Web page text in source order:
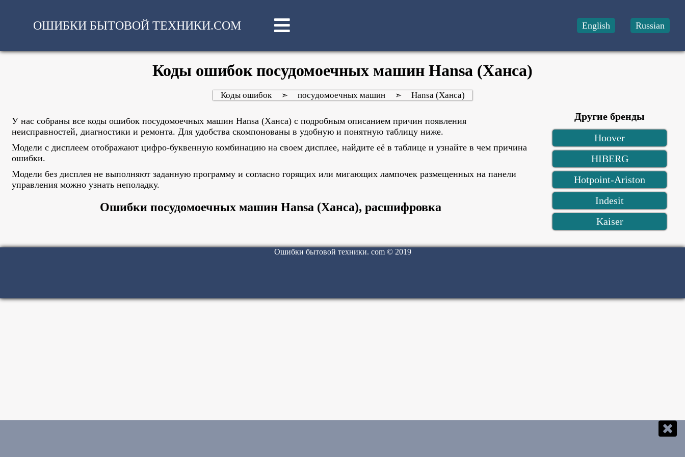
ОШИБКИ БЫТОВОЙ ТЕХНИКИ.COM Russian
English
Коды ошибок посудомоечных машин Hansa (Ханса)
Коды ошибок ➣ посудомоечных машин ➣ Hansa (Ханса)
У нас собраны все коды ошибок посудомоечных машин Hansa (Ханса) с подробным описанием причин появления
неисправностей, диагностики и ремонта. Для удобства скомпонованы в удобную и понятную таблицу ниже.
Модели с дисплеем отображают цифро-буквенную комбинацию на своем дисплее, найдите её в таблице и узнайте в чем причина
ошибки.
Модели без дисплея не выполняют заданную программу и согласно горящих или мигающих лампочек размещенных на панели
управления можно узнать неполадку.
Ошибки посудомоечных машин Hansa (Ханса), расшифровка
Другие бренды
Hoover
HIBERG
Hotpoint-Ariston
Indesit
Kaiser
Ошибки бытовой техники. com © 2019